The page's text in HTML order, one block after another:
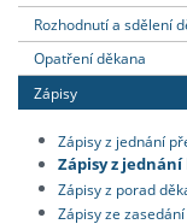
Rozhodnutí a sdělení
Opatření děkana
Zápisy
Zápisy z jednání
Zápisy z
Zápisy z porad
Zápisy ze